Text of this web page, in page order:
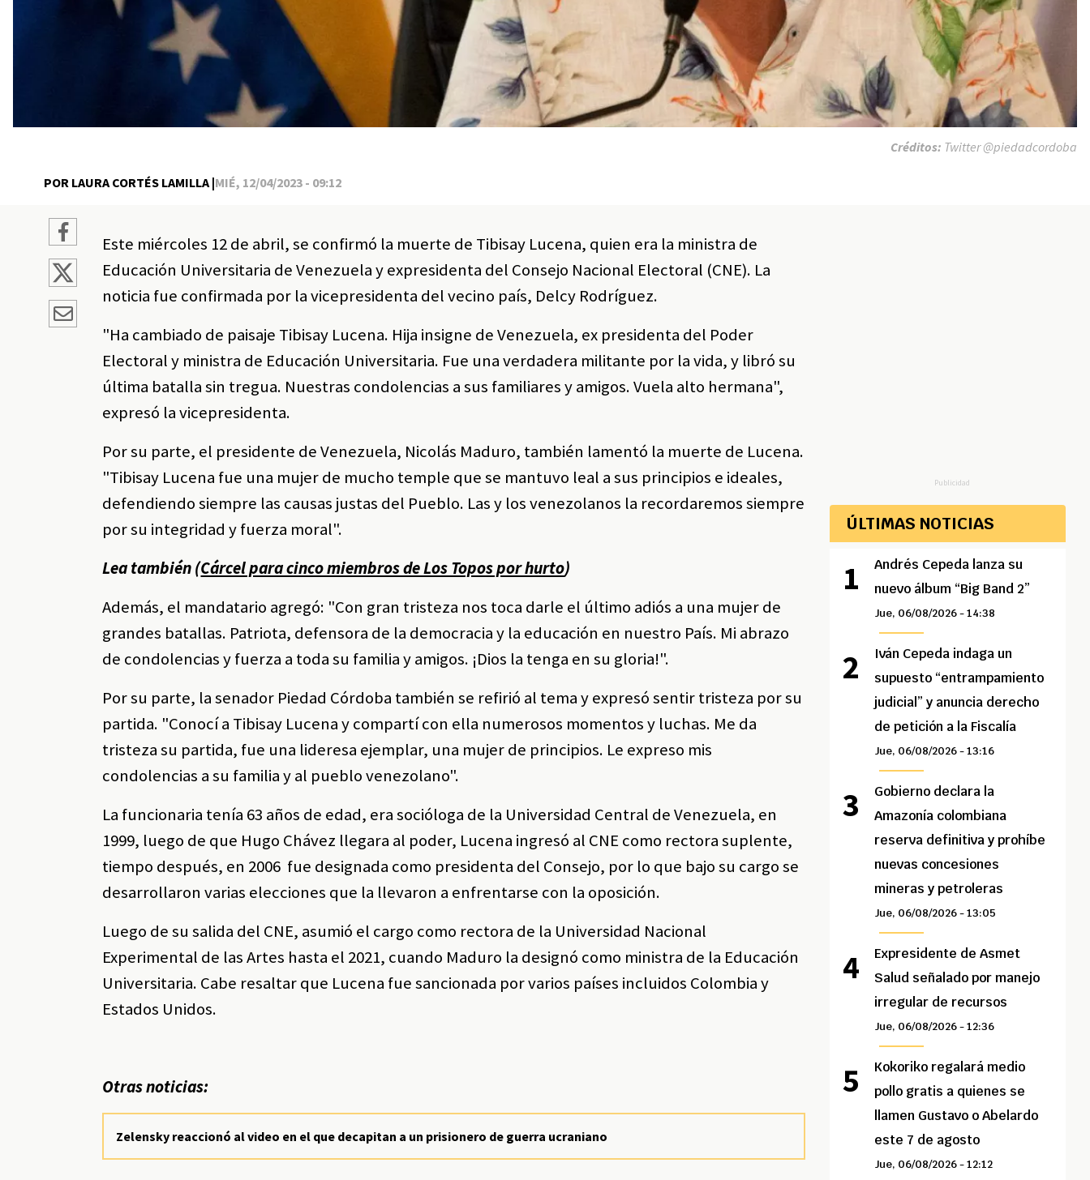
POR LAURA CORTÉS LAMILLA |MIÉ, 12/04/2023 - 09:12
Créditos: Twitter @piedadcordoba
Este miércoles 12 de abril, se confirmó la muerte de Tibisay Lucena, quien era la ministra de
Educación Universitaria de Venezuela y expresidenta del Consejo Nacional Electoral (CNE). La
noticia fue confirmada por la vicepresidenta del vecino país, Delcy Rodríguez.
"Ha cambiado de paisaje Tibisay Lucena. Hija insigne de Venezuela, ex presidenta del Poder
Electoral y ministra de Educación Universitaria. Fue una verdadera militante por la vida, y libró su
última batalla sin tregua. Nuestras condolencias a sus familiares y amigos. Vuela alto hermana",
expresó la vicepresidenta.
Por su parte, el presidente de Venezuela, Nicolás Maduro, también lamentó la muerte de Lucena.
"Tibisay Lucena fue una mujer de mucho temple que se mantuvo leal a sus principios e ideales,
defendiendo siempre las causas justas del Pueblo. Las y los venezolanos la recordaremos siempre
por su integridad y fuerza moral".
Lea también (Cárcel para cinco miembros de Los Topos por hurto)
Además, el mandatario agregó: "Con gran tristeza nos toca darle el último adiós a una mujer de
grandes batallas. Patriota, defensora de la democracia y la educación en nuestro País. Mi abrazo
de condolencias y fuerza a toda su familia y amigos. ¡Dios la tenga en su gloria!".
Por su parte, la senador Piedad Córdoba también se refirió al tema y expresó sentir tristeza por su
partida. "Conocí a Tibisay Lucena y compartí con ella numerosos momentos y luchas. Me da
tristeza su partida, fue una lideresa ejemplar, una mujer de principios. Le expreso mis
condolencias a su familia y al pueblo venezolano".
La funcionaria tenía 63 años de edad, era socióloga de la Universidad Central de Venezuela, en
1999, luego de que Hugo Chávez llegara al poder, Lucena ingresó al CNE como rectora suplente,
tiempo después, en 2006 fue designada como presidenta del Consejo, por lo que bajo su cargo se
desarrollaron varias elecciones que la llevaron a enfrentarse con la oposición.
Luego de su salida del CNE, asumió el cargo como rectora de la Universidad Nacional
Experimental de las Artes hasta el 2021, cuando Maduro la designó como ministra de la Educación
Universitaria. Cabe resaltar que Lucena fue sancionada por varios países incluidos Colombia y
Estados Unidos.
Otras noticias:
Zelensky reaccionó al video en el que decapitan a un prisionero de guerra ucraniano
Publicidad
ÚLTIMAS NOTICIAS
Andrés Cepeda lanza su
nuevo álbum “Big Band 2”
Jue, 06/08/2026 - 14:38
Iván Cepeda indaga un
supuesto “entrampamiento
judicial” y anuncia derecho
de petición a la Fiscalía
Jue, 06/08/2026 - 13:16
Gobierno declara la
Amazonía colombiana
reserva definitiva y prohíbe
nuevas concesiones
mineras y petroleras
Jue, 06/08/2026 - 13:05
Expresidente de Asmet
Salud señalado por manejo
irregular de recursos
Jue, 06/08/2026 - 12:36
Kokoriko regalará medio
pollo gratis a quienes se
llamen Gustavo o Abelardo
este 7 de agosto
Jue, 06/08/2026 - 12:12